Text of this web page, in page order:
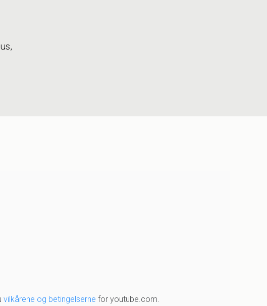
vilkårene og betingelserne for youtube.com.